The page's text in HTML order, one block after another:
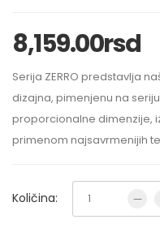
8,159.00rsd
Serija ZERRO predstavlja
dizajna, pimenjenu na
proporcionalne dimenzije,
primenom najsavrmenijih
Količina: